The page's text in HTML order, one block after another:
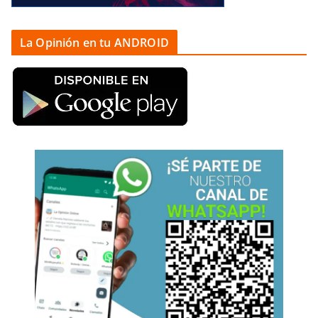
La Opinión en tu ANDROID